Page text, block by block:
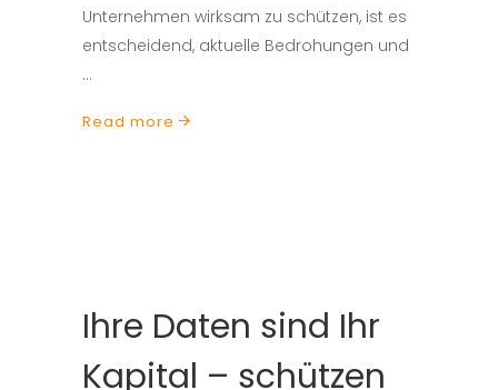
Unternehmen wirksam zu schützen, ist es
entscheidend, aktuelle Bedrohungen und
Read more
Ihre Daten sind Ihr
Kapital – schützen